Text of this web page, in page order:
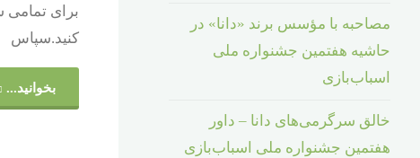
برای تمامی
کنید.سپاس
بخوانید...
مصاحبه با مؤسس برند «دانا» در
حاشیه هفتمین جشنواره ملی
اسباب‌بازی
خالق سرگرمی‌های دانا – داور
هفتمین جشنواره ملی اسباب‌بازی